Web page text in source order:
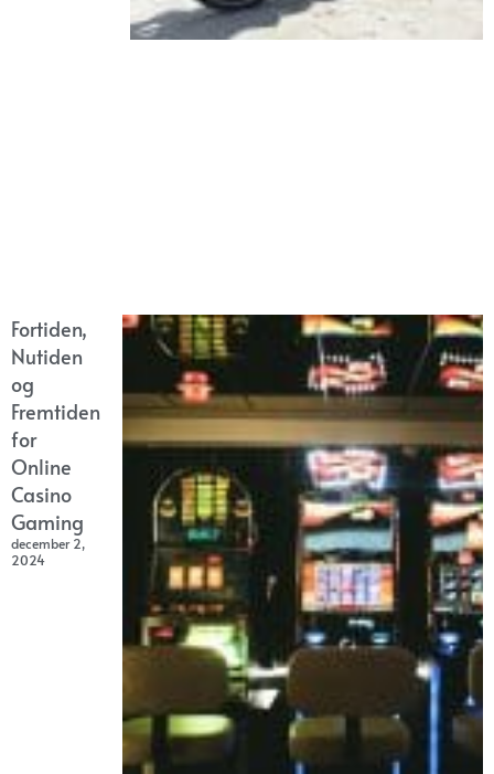
Fortiden,
Nutiden
og
Fremtiden
for
Online
Casino
Gaming
december 2,
2024